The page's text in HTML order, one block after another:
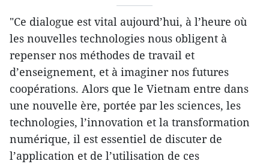
"Ce dialogue est vital aujourd’hui, à l’heure où
les nouvelles technologies nous obligent à
repenser nos méthodes de travail et
d’enseignement, et à imaginer nos futures
coopérations. Alors que le Vietnam entre dans
une nouvelle ère, portée par les sciences, les
technologies, l’innovation et la transformation
numérique, il est essentiel de discuter de
l’application et de l’utilisation de ces